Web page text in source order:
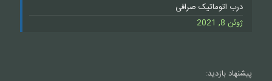
درب اتوماتیک صرافی
ژوئن 8, 2021
پیشنهاد بازدید: